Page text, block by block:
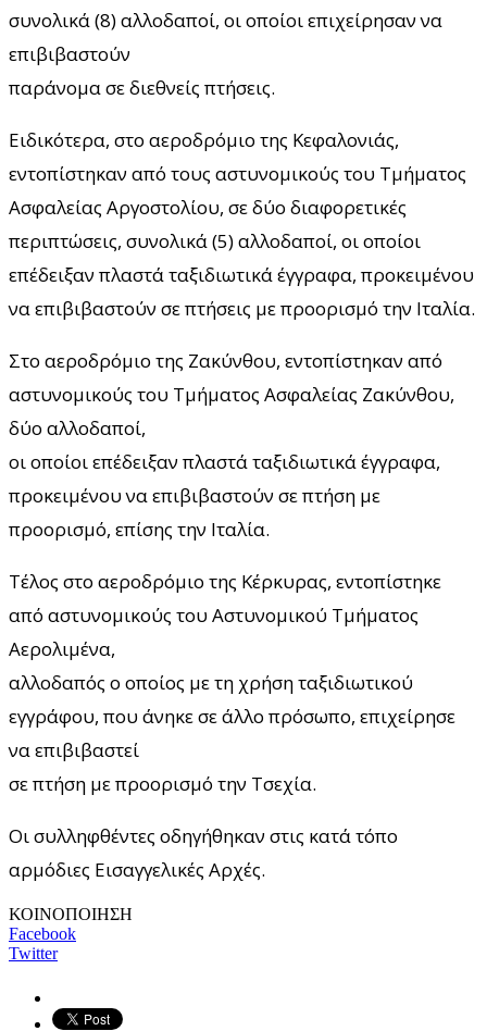
συνολικά (8) αλλοδαποί, οι οποίοι επιχείρησαν να
επιβιβαστούν
παράνομα σε διεθνείς πτήσεις.
Ειδικότερα, στο αεροδρόμιο της Κεφαλονιάς,
εντοπίστηκαν από τους αστυνομικούς του Τμήματος
Ασφαλείας Αργοστολίου, σε δύο διαφορετικές
περιπτώσεις, συνολικά (5) αλλοδαποί, οι οποίοι
επέδειξαν πλαστά ταξιδιωτικά έγγραφα, προκειμένου
να επιβιβαστούν σε πτήσεις με προορισμό την Ιταλία.
Στο αεροδρόμιο της Ζακύνθου, εντοπίστηκαν από
αστυνομικούς του Τμήματος Ασφαλείας Ζακύνθου,
δύο αλλοδαποί,
οι οποίοι επέδειξαν πλαστά ταξιδιωτικά έγγραφα,
προκειμένου να επιβιβαστούν σε πτήση με
προορισμό, επίσης την Ιταλία.
Τέλος στο αεροδρόμιο της Κέρκυρας, εντοπίστηκε
από αστυνομικούς του Αστυνομικού Τμήματος
Αερολιμένα,
αλλοδαπός ο οποίος με τη χρήση ταξιδιωτικού
εγγράφου, που άνηκε σε άλλο πρόσωπο, επιχείρησε
να επιβιβαστεί
σε πτήση με προορισμό την Τσεχία.
Οι συλληφθέντες οδηγήθηκαν στις κατά τόπο
αρμόδιες Εισαγγελικές Αρχές.
ΚΟΙΝΟΠΟΙΗΣΗ
Facebook
Twitter